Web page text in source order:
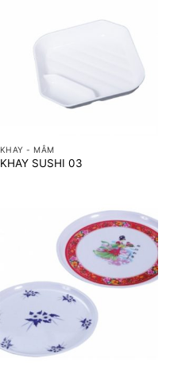
KHAY - MÂM
KHAY SUSHI 03